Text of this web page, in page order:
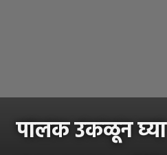
पालक उकळून घ्या